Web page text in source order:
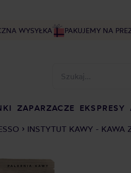
WYSYŁKA PAKUJEMY NA
ZAPARZACZE EKSPRESY
INSTYTUT KAWY - KAWA